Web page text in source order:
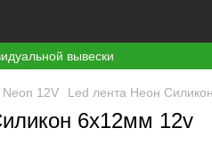
вывески
Neon 12V Led лента Неон
6х12мм 12v